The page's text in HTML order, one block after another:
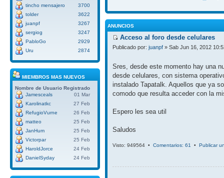
tincho mensajero
3700
tolder
3622
juanpf
3267
sergiog
3247
PabloGo
2929
Uru
2874
MIEMBROS MAS NUEVOS
Nombre de Usuario Registrado
Jamesceals
01 Mar
Karolinatkc
27 Feb
RefugioVurne
26 Feb
matteo
25 Feb
JanHum
25 Feb
Victorpar
25 Feb
HaroldJorce
24 Feb
DanielSyday
24 Feb
ANUNCIOS
Acceso al foro desde celulares
Publicado por: juanpf » Sab Jun 16, 2012
Sres, desde este momento hay una
desde celulares, con sistema
instalado Tapatalk. Aquellos que ya
comodo que resulta acceder con la
Espero les sea util
Saludos
Visto: 949564 • Comentarios: 61 • Publicar